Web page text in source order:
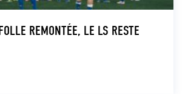
REMONTÉE, LE LS RESTE